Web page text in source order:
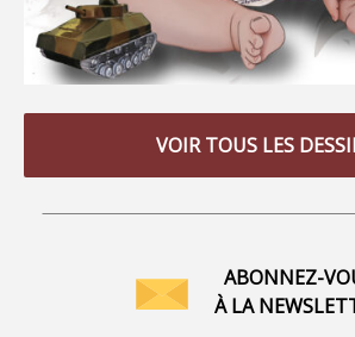
VOIR TOUS LES
ABONNEZ-
À LA